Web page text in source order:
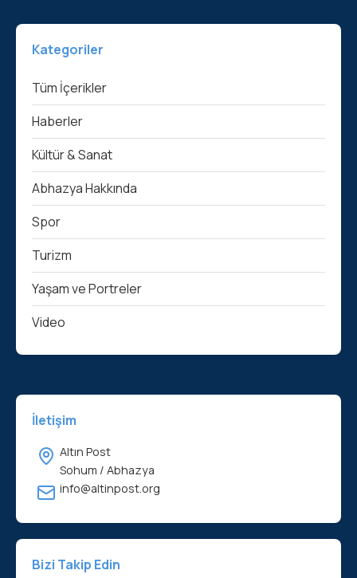
Kategoriler
Tüm İçerikler
Haberler
Kültür & Sanat
Abhazya Hakkında
Spor
Turizm
Yaşam ve Portreler
Video
İletişim
Altın Post
Sohum / Abhazya
info@altinpost.org
Bizi Takip Edin